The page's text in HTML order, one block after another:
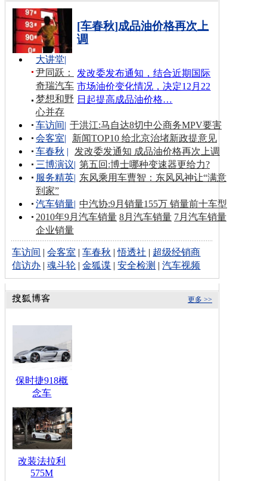
[车春秋]成品油价格再次上
调
发改委发布通知，结合近期国际
市场油价变化情况，决定12月22
日起提高成品油价格…
大讲堂|
尹同跃：
奇瑞汽车
梦想和野
心并存
车访间| 于洪江:马自达8切中公商务MPV要害
会客室|
新闻TOP10 给北京治堵新政提意见
车春秋 |
发改委发通知 成品油价格再次上调
三博演议| 第五回:博士哪种变速器更给力?
服务精英| 东风乘用车曹智：东风风神让“满意
到家”
汽车销量| 中汽协:9月销量155万 销量前十车型
2010年9月汽车销量 8月汽车销量 7月汽车销量
企业销量
车访间 |会客室 |车春秋 |悟透社 | 超级经销商
信访办 |魂斗轮 |金狐谍 |安全检测 |汽车视频
更多 >>
保时捷918概
念车
改装法拉利
575M